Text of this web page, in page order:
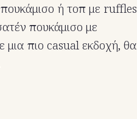
ή τοπ με ruffles
πουκάμισο με
μια πιο casual εκδοχή, θα